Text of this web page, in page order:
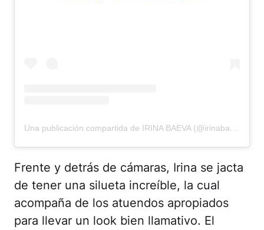
Frente y detrás de cámaras, Irina se jacta
de tener una silueta increíble, la cual
acompaña de los atuendos apropiados
para llevar un look bien llamativo. El